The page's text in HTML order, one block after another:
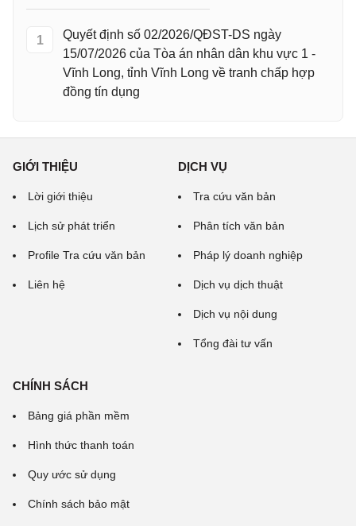
1
Quyết định số 02/2026/QĐST-DS ngày
15/07/2026 của Tòa án nhân dân khu vực 1 -
Vĩnh Long, tỉnh Vĩnh Long về tranh chấp hợp
đồng tín dụng
GIỚI THIỆU
Lời giới thiệu
Lịch sử phát triển
Profile Tra cứu văn bản
Liên hệ
DỊCH VỤ
Tra cứu văn bản
Phân tích văn bản
Pháp lý doanh nghiệp
Dịch vụ dịch thuật
Dịch vụ nội dung
Tổng đài tư vấn
CHÍNH SÁCH
Bảng giá phần mềm
Hình thức thanh toán
Quy ước sử dụng
Chính sách bảo mật